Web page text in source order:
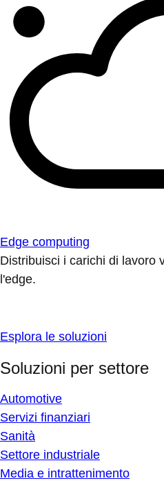
Edge computing
Distribuisci i carichi di lavoro
l'edge.
Esplora le soluzioni
Soluzioni per settore
Automotive
Servizi finanziari
Sanità
Settore industriale
Media e intrattenimento